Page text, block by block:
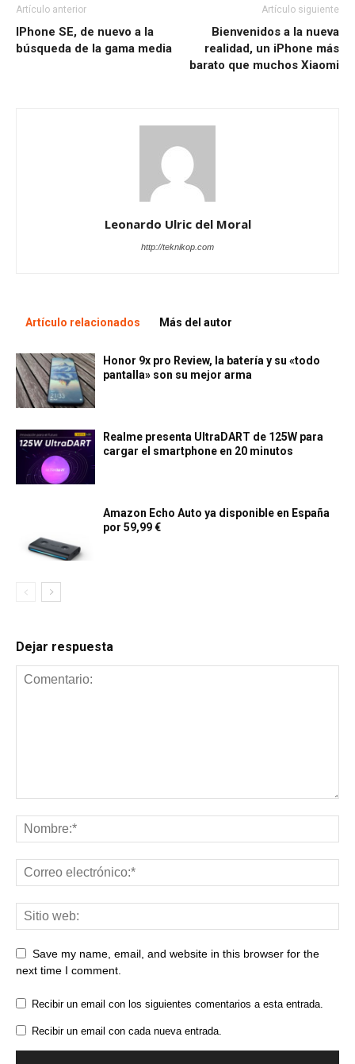
Artículo anterior
IPhone SE, de nuevo a la
búsqueda de la gama media
Artículo siguiente
Bienvenidos a la nueva
realidad, un iPhone más
barato que muchos Xiaomi
Leonardo Ulric del Moral
http://teknikop.com
Artículo relacionados Más del autor
Honor 9x pro Review, la batería y su «todo
pantalla» son su mejor arma
Realme presenta UltraDART de 125W para
cargar el smartphone en 20 minutos
Amazon Echo Auto ya disponible en España
por 59,99 €
Dejar respuesta
Save my name, email, and website in this browser for the
next time I comment.
Recibir un email con los siguientes comentarios a esta entrada.
Recibir un email con cada nueva entrada.